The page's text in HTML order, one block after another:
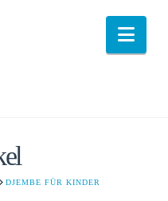
DJEMBE FÜR KINDER